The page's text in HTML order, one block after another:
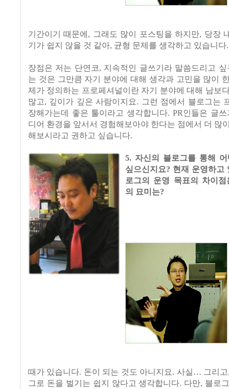
기간이기 때문에, 그래도 많이 포스팅을 하지만, 당장
기가 쉽지 않을 것 같아, 균형 문제를 생각하고 있습니다.
장점은 저는 단연코, 지속적인 글쓰기라 말씀드리고
는 것은 그만큼 자기 분야에 대해 생각과 고민을 많이
제가 정의하는 프로페셔널이란 자기 분야에 대해 남보
많고, 깊이가 깊은 사람이지요. 그런 점에서 블로그는
장해가는데 좋은 툴이라고 생각합니다. PR인들은 글
디어 환경을 앞서서 경험해보아야 한다는 점에서 더 많
해보시라고 권하고 싶습니다.
5. 자신의 블로그를 통해
싶으신지요? 현재 운영하고
로그의 운영 목표의 차이점
의 묘미는?
때가 있습니다. 돈이 되는 것도 아니지요. 사실… 그리
그로 돈을 벌기는 쉽지 않다고 생각합니다. 다만, 블로